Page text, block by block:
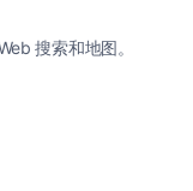
搜索和地图。